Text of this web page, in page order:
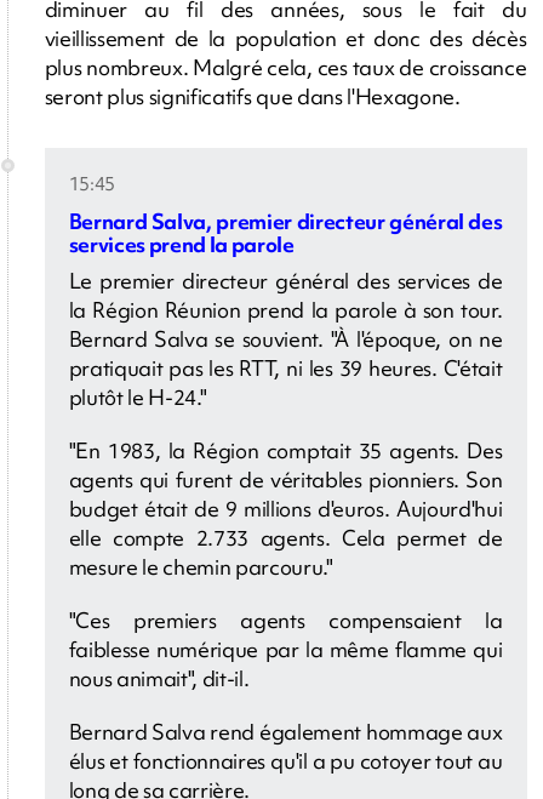
diminuer au fil des années, sous le fait du
vieillissement de la population et donc des décès
plus nombreux. Malgré cela, ces taux de croissance
seront plus significatifs que dans l'Hexagone.
15:45
Bernard Salva, premier directeur général des
services prend la parole
Le premier directeur général des services de
la Région Réunion prend la parole à son tour.
Bernard Salva se souvient. "À l'époque, on ne
pratiquait pas les RTT, ni les 39 heures. C'était
plutôt le H-24."
"En 1983, la Région comptait 35 agents. Des
agents qui furent de véritables pionniers. Son
budget était de 9 millions d'euros. Aujourd'hui
elle compte 2.733 agents. Cela permet de
mesure le chemin parcouru."
"Ces premiers agents compensaient la
faiblesse numérique par la même flamme qui
nous animait", dit-il.
Bernard Salva rend également hommage aux
élus et fonctionnaires qu'il a pu cotoyer tout au
long de sa carrière.